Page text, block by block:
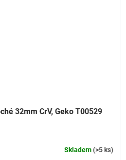
32mm CrV, Geko T00529
Skladem(>5 ks)